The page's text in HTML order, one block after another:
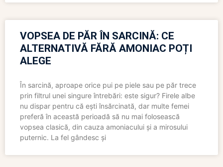
VOPSEA DE PĂR ÎN SARCINĂ: CE
ALTERNATIVĂ FĂRĂ AMONIAC POȚI
ALEGE
În sarcină, aproape orice pui pe piele sau pe păr trece
prin filtrul unei singure întrebări: este sigur? Firele albe
nu dispar pentru că ești însărcinată, dar multe femei
preferă în această perioadă să nu mai folosească
vopsea clasică, din cauza amoniacului și a mirosului
puternic. La fel gândesc și